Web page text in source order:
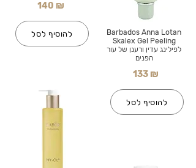
140 ₪
להוסיף לסל
Barbados Anna Lotan
Skalex Gel Peeling
לפילינג עדין ורענן של עור
הפנים
133 ₪
להוסיף לסל